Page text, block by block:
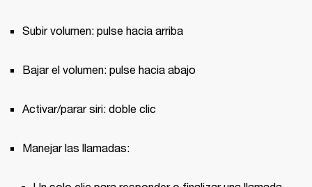
Subir volumen: pulse hacia arriba
Bajar el volumen: pulse hacia abajo
Activar/parar siri: doble clic
Manejar las llamadas: